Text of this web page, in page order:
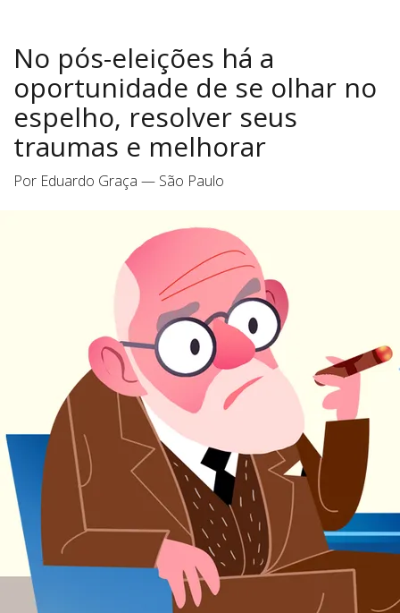
No pós-eleições há a
oportunidade de se olhar no
espelho, resolver seus
traumas e melhorar
Por Eduardo Graça — São Paulo